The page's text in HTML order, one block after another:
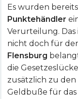
Es wurden
Punktehändler
Verurteilung. Das
nicht doch für
Flensburg
die
zusätzlich zu
Geldbuße für